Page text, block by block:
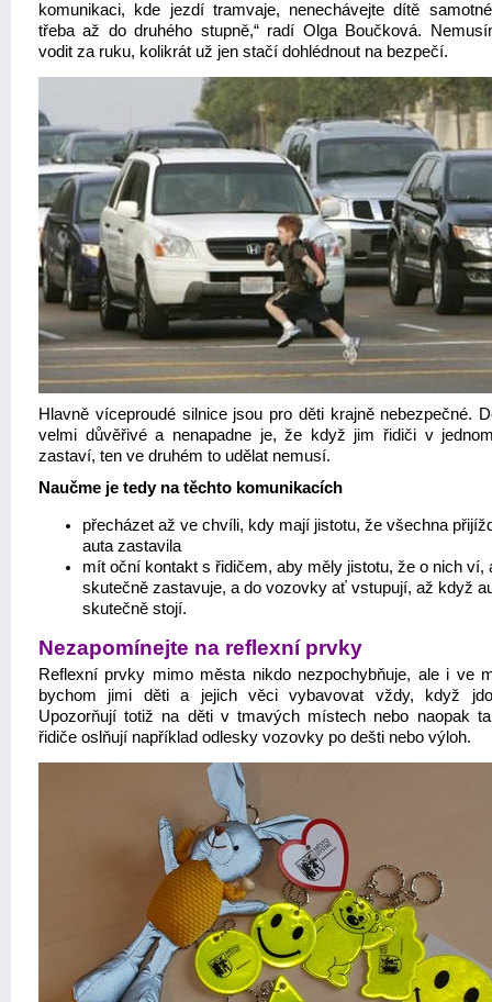
komunikaci, kde jezdí tramvaje, nenechávejte dítě
třeba až do druhého stupně,“ radí Olga Boučková.
vodit za ruku, kolikrát už jen stačí dohlédnout na bezpečí.
Hlavně víceproudé silnice jsou pro děti krajně nebezpečné.
velmi důvěřivé a nenapadne je, že když jim řidiči v
zastaví, ten ve druhém to udělat nemusí.
Naučme je tedy na těchto komunikacích
přecházet až ve chvíli, kdy mají jistotu, že všechna
auta zastavila
mít oční kontakt s řidičem, aby měly jistotu, že o nich ví,
skutečně zastavuje, a do vozovky ať vstupují, až když
skutečně stojí.
Nezapomínejte na reflexní prvky
Reflexní prvky mimo města nikdo nezpochybňuje, ale i ve
bychom jimi děti a jejich věci vybavovat vždy, když
Upozorňují totiž na děti v tmavých místech nebo naopak
řidiče oslňují například odlesky vozovky po dešti nebo výloh.